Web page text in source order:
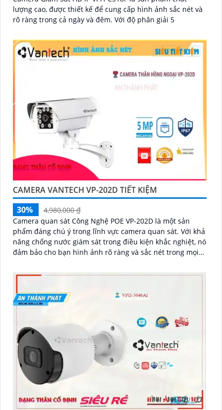
lượng cao, được thiết kế để cung cấp hình ảnh sắc nét và
rõ ràng trong cả ngày và đêm. Với độ phân giải 5
CAMERA VANTECH VP-202D TIẾT KIỆM
30%
4,980,000 ₫
Camera quan sát Công Nghệ POE VP-202D là một sản
phẩm đáng chú ý trong lĩnh vực camera quan sát. Với khả
năng chống nước giám sát trong điều kiện khắc nghiệt, nó
đảm bảo cho bạn hình ảnh rõ ràng và sắc nét trong mọi